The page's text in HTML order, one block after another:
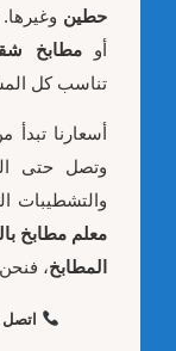
حطين
أومطابخ
تناسب كل
أسعارنا تبدأ
وتصل حتى
والتشطيبات
معلم مطابخ
المطابخ،
اتصل